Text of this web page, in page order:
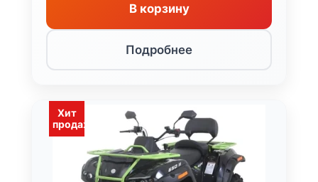
В корзину
Подробнее
Хит
продаж